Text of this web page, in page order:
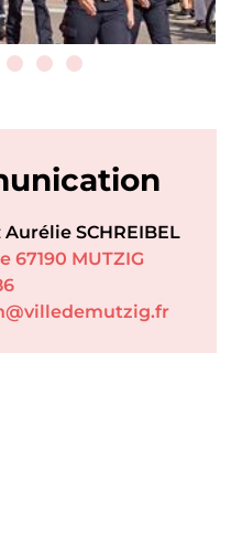
Aurélie SCHREIBEL
67190 MUTZIG